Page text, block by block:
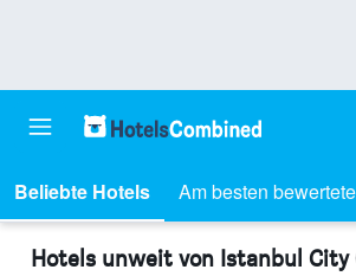
Beliebte Hotels Am besten
Hotels unweit von Istanbul City